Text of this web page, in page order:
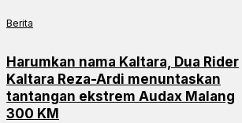
Berita
Harumkan nama Kaltara, Dua Rider
Kaltara Reza-Ardi menuntaskan
tantangan ekstrem Audax Malang
300 KM